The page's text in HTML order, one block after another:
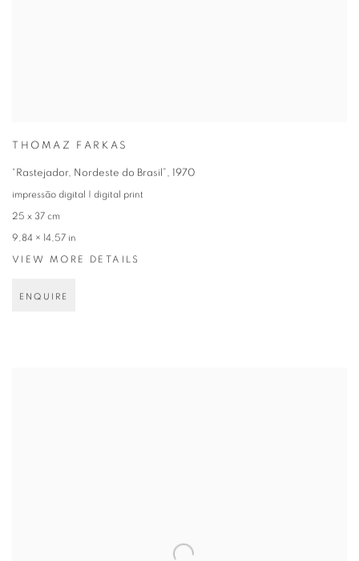
THOMAZ FARKAS
“Rastejador, Nordeste do Brasil” , 1970
impressão digital | digital print
25 x 37 cm
9,84 × 14,57 in
VIEW MORE DETAILS
ENQUIRE